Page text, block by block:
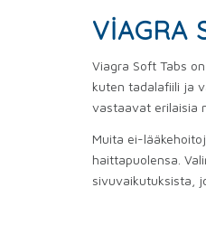
VIAGRA
Viagra Soft Tabs
kuten tadalafiili ja
vastaavat erilaisia
Muita ei-
haittapuolensa.
sivuvaikutuksista,